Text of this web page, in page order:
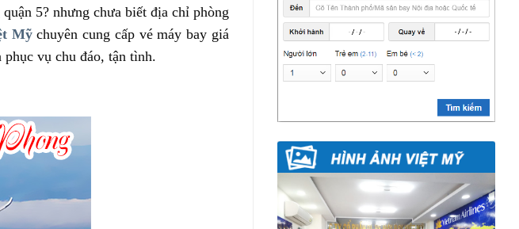
5? nhưng chưa biết địa chỉ phòng
Mỹchuyên cung cấp vé máy bay giá
vụ chu đáo, tận tình.